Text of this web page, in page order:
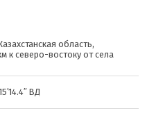
область,
к северо-востоку от села
ВД